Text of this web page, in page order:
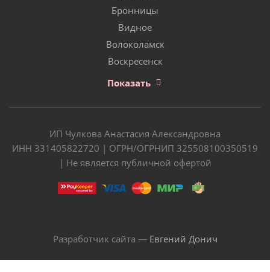
Бронницы
Видное
Волоколамск
Воскресенск
Показать
ИП Чулкова Анастасия Александровна
ИНН 331405822720 | ОГРН/ОГРНИП 325508100350519
| Не является публичной офертой
Разработчик сайта — Евгений Донич